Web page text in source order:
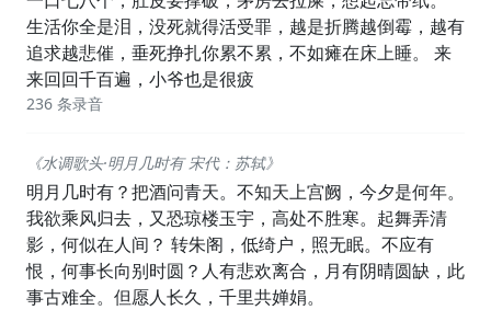
生活你全是泪，没死就得活受罪，越是折腾越倒霉，越有
追求越悲催，垂死挣扎你累不累，不如瘫在床上睡。 来
来回回千百遍，小爷也是很疲
236 条录音
《水调歌头·明月几时有 宋代：苏轼》
明月几时有？把酒问青天。不知天上宫阙，今夕是何年。
我欲乘风归去，又恐琼楼玉宇，高处不胜寒。起舞弄清
影，何似在人间？ 转朱阁，低绮户，照无眠。不应有
恨，何事长向别时圆？人有悲欢离合，月有阴晴圆缺，此
事古难全。但愿人长久，千里共婵娟。